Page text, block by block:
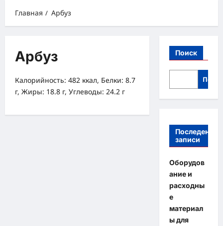
Главная Арбуз
Арбуз
Калорийность: 482 ккал, Белки: 8.7
г, Жиры: 18.8 г, Углеводы: 24.2 г
Поиск
Поиск
Последение
записи
Оборудов
ание и
расходны
е
материал
ы для